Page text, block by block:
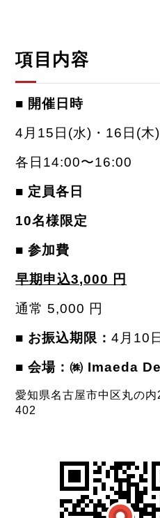
項目 内容
■ 開催日時
4月15日(水)・16日(木
各日14:00〜16:00
■ 定員各日
10名様限定
■ 参加費
早期申込3,000 円
通常 5,000 円
■ お振込期限：4 月10
■ 会場：㈱ Imaeda
愛知県名古屋市中区丸の
402